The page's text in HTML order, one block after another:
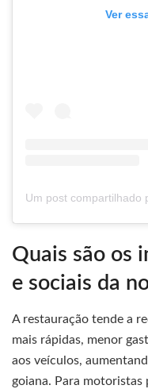
Ver
Quais são os
e sociais da
A restauração tende a
mais rápidas, menor
aos veículos,
goiana. Para